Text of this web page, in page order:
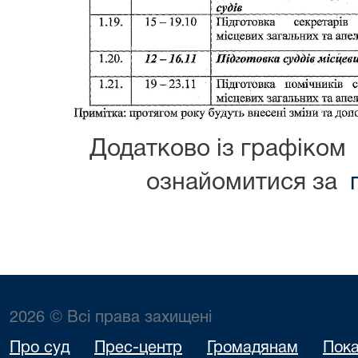
Додатково із
ознайомитися за
2026 © Всі права захищені
Про суд Прес-центр Громадянам